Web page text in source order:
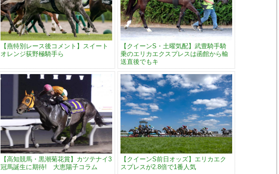
【燕特別レース後コメント】スイート
オレンジ荻野極騎手ら
【クイーンS・土曜気配】武豊騎手騎
乗のエリカエクスプレスは函館から輸
送直後でもキ
【高知競馬・黒潮菊花賞】カツテナイ3
冠馬誕生に期待! 大恵陽子コラム
【クイーンS前日オッズ】エリカエク
スプレスが2.8倍で1番人気